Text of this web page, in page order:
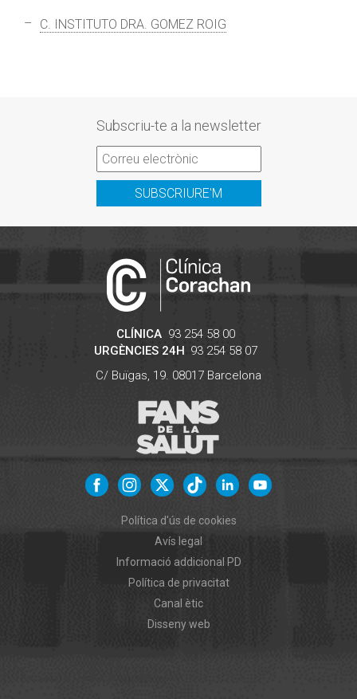
C. INSTITUTO DRA. GOMEZ ROIG
Subscriu-te a la newsletter
SUBSCRIURE'M
CLÍNICA 93 254 58 00
URGÈNCIES 24H 93 254 58 07
C/ Buïgas, 19. 08017 Barcelona
Política d'ús de cookies
Avís legal
Informació addicional PD
Política de privacitat
Canal ètic
Disseny web